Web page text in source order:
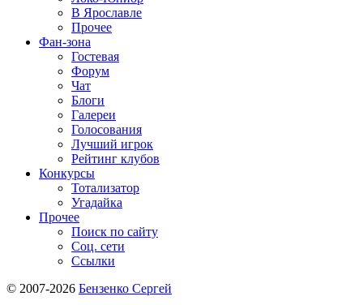
В Ярославле
Прочее
Фан-зона
Гостевая
Форум
Чат
Блоги
Галереи
Голосования
Лучший игрок
Рейтинг клубов
Конкурсы
Тотализатор
Угадайка
Прочее
Поиск по сайту
Соц. сети
Ссылки
© 2007-2026 Бензенко Сергей